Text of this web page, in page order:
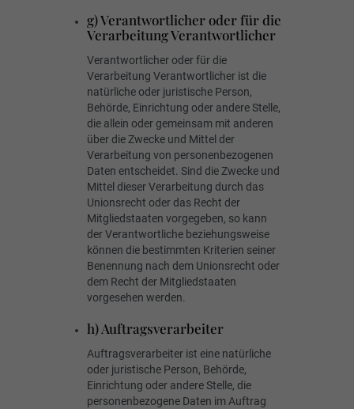
g) Verantwortlicher oder für die
Verarbeitung Verantwortlicher
Verantwortlicher oder für die
Verarbeitung Verantwortlicher ist die
natürliche oder juristische Person,
Behörde, Einrichtung oder andere Stelle,
die allein oder gemeinsam mit anderen
über die Zwecke und Mittel der
Verarbeitung von personenbezogenen
Daten entscheidet. Sind die Zwecke und
Mittel dieser Verarbeitung durch das
Unionsrecht oder das Recht der
Mitgliedstaaten vorgegeben, so kann
der Verantwortliche beziehungsweise
können die bestimmten Kriterien seiner
Benennung nach dem Unionsrecht oder
dem Recht der Mitgliedstaaten
vorgesehen werden.
h) Auftragsverarbeiter
Auftragsverarbeiter ist eine natürliche
oder juristische Person, Behörde,
Einrichtung oder andere Stelle, die
personenbezogene Daten im Auftrag